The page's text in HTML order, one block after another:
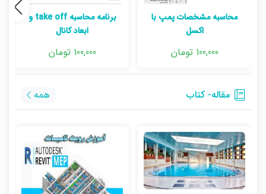
محاسبه مشخصات پمپ با
اکسل
100,000 تومان
برنامه محاسبه take off و
ابعاد کانال
100,000 تومان
مقاله- کتاب همه